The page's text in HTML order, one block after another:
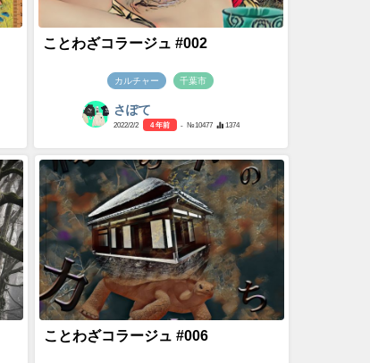
ことわざコラージュ #002
カルチャー 千葉市
さぽて
2022/2/2 4 年前 - №10477 1374
ことわざコラージュ #006